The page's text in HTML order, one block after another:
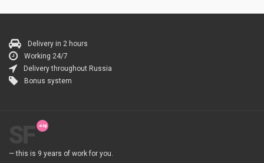
Delivery in 2 hours
Working 24/7
Delivery throughout Russia
Bonus system
— this is 9 years of work for you.